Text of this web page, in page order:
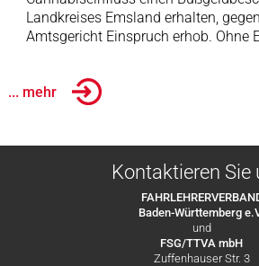
Landkreises Emsland erhalten,
Amtsgericht Einspruch erhob. Ohne
... mehr
Kontaktieren Sie
Baden-Württemberg
und
FSG/TTVA mbH
Zuffenhauser Str. 3